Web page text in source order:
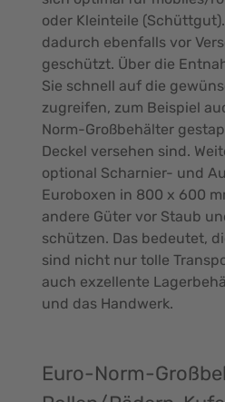
oder Kleinteile
dadurch ebenfalls vor
geschützt. Über die
Sie schnell auf die
zugreifen, zum Beispiel
Norm-Großbehälter
Deckel versehen sind.
optional Scharnier- und
Euroboxen in 800 x 600
andere Güter vor Staub
schützen. Das bedeutet,
sind nicht nur tolle
auch exzellente
und das Handwerk.
Euro-Norm-